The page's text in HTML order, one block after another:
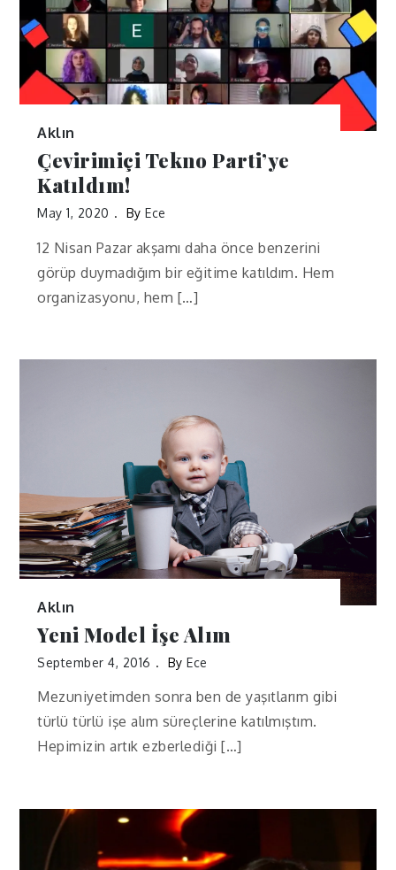
Aklın
Çevirimiçi Tekno Parti’ye
Katıldım!
May 1, 2020 ByEce
12 Nisan Pazar akşamı daha önce benzerini
görüp duymadığım bir eğitime katıldım. Hem
organizasyonu, hem […]
Aklın
Yeni Model İşe Alım
September 4, 2016 ByEce
Mezuniyetimden sonra ben de yaşıtlarım gibi
türlü türlü işe alım süreçlerine katılmıştım.
Hepimizin artık ezberlediği […]